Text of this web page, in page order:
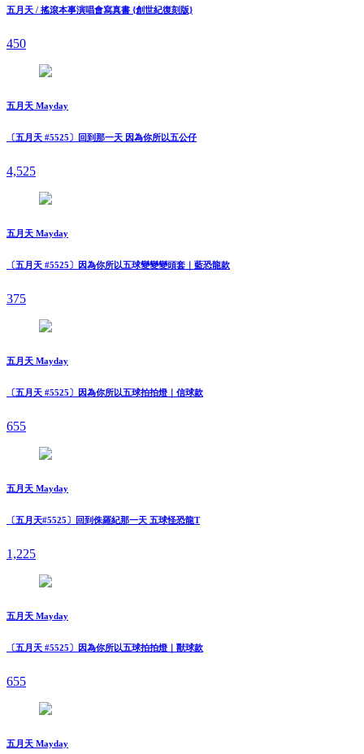
五月天 / 搖滾本事演唱會寫真書 {創世紀復刻版}
450
五月天 Mayday
〔五月天 #5525〕回到那一天 因為你所以五公仔
4,525
五月天 Mayday
〔五月天 #5525〕因為你所以五球變變變頭套｜藍恐龍款
375
五月天 Mayday
〔五月天 #5525〕因為你所以五球拍拍燈｜信球款
655
五月天 Mayday
〔五月天#5525〕回到侏羅紀那一天 五球怪恐龍T
1,225
五月天 Mayday
〔五月天 #5525〕因為你所以五球拍拍燈｜獸球款
655
五月天 Mayday